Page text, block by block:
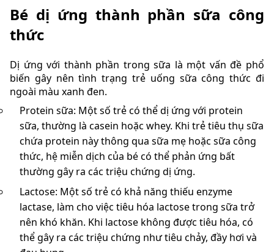
Bé dị ứng thành phần sữa công
thức
Dị ứng với thành phần trong sữa là một vấn đề phổ
biến gây nên tình trạng trẻ uống sữa công thức đi
ngoài màu xanh đen.
Protein sữa: Một số trẻ có thể dị ứng với protein
sữa, thường là casein hoặc whey. Khi trẻ tiêu thụ sữa
chứa protein này thông qua sữa mẹ hoặc sữa công
thức, hệ miễn dịch của bé có thể phản ứng bất
thường gây ra các triệu chứng dị ứng.
Lactose: Một số trẻ có khả năng thiếu enzyme
lactase, làm cho việc tiêu hóa lactose trong sữa trở
nên khó khăn. Khi lactose không được tiêu hóa, có
thể gây ra các triệu chứng như tiêu chảy, đầy hơi và